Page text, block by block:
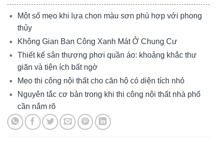
Một số mẹo khi lựa chọn màu sơn phù hợp với phong
thủy
Không Gian Ban Công Xanh Mát Ở Chung Cư
Thiết kế sân thượng phơi quần áo: khoảng khắc thư
giãn và tiện ích bất ngờ
Mẹo thi công nội thất cho căn hộ có diện tích nhỏ
Nguyên tắc cơ bản trong khi thi công nội thất nhà phố
cần nắm rõ